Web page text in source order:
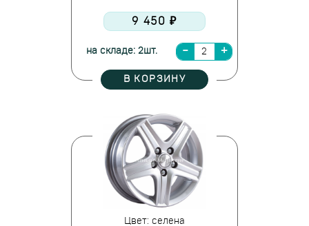
9 450 ₽
на складе: 2шт.
В КОРЗИНУ
Цвет: селена